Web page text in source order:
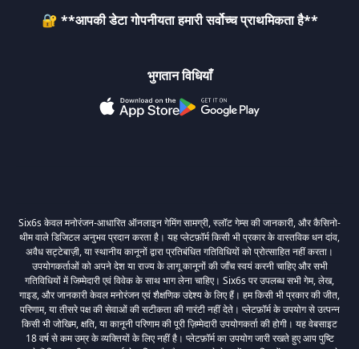
🔐 **आपकी डेटा गोपनीयता हमारी सर्वोच्च प्राथमिकता है**
भुगतान विधियाँ
Six6s केवल मनोरंजन-आधारित ऑनलाइन गेमिंग सामग्री, स्लॉट गेम्स की जानकारी, और कैसिनो-
थीम वाले डिजिटल अनुभव प्रदान करता है। यह प्लेटफ़ॉर्म किसी भी प्रकार के वास्तविक धन दांव,
अवैध सट्टेबाज़ी, या स्थानीय कानूनों द्वारा प्रतिबंधित गतिविधियों को प्रोत्साहित नहीं करता।
उपयोगकर्ताओं को अपने देश या राज्य के लागू कानूनों की जाँच स्वयं करनी चाहिए और सभी
गतिविधियों में जिम्मेदारी एवं विवेक के साथ भाग लेना चाहिए। Six6s पर उपलब्ध सभी गेम, लेख,
गाइड, और जानकारी केवल मनोरंजन एवं शैक्षणिक उद्देश्य के लिए हैं। हम किसी भी प्रकार की जीत,
परिणाम, या तीसरे पक्ष की सेवाओं की सटीकता की गारंटी नहीं देते। प्लेटफ़ॉर्म के उपयोग से उत्पन्न
किसी भी जोखिम, क्षति, या कानूनी परिणाम की पूरी ज़िम्मेदारी उपयोगकर्ता की होगी। यह वेबसाइट
18 वर्ष से कम उम्र के व्यक्तियों के लिए नहीं है। प्लेटफ़ॉर्म का उपयोग जारी रखते हुए आप पुष्टि